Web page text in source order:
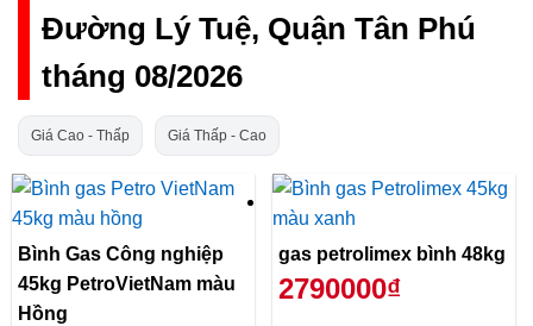
Đường Lý Tuệ, Quận Tân Phú
tháng 08/2026
Giá Cao - Thấp Giá Thấp - Cao
Bình Gas Công nghiệp
45kg PetroVietNam màu
Hồng
gas petrolimex bình 48kg
2790000₫